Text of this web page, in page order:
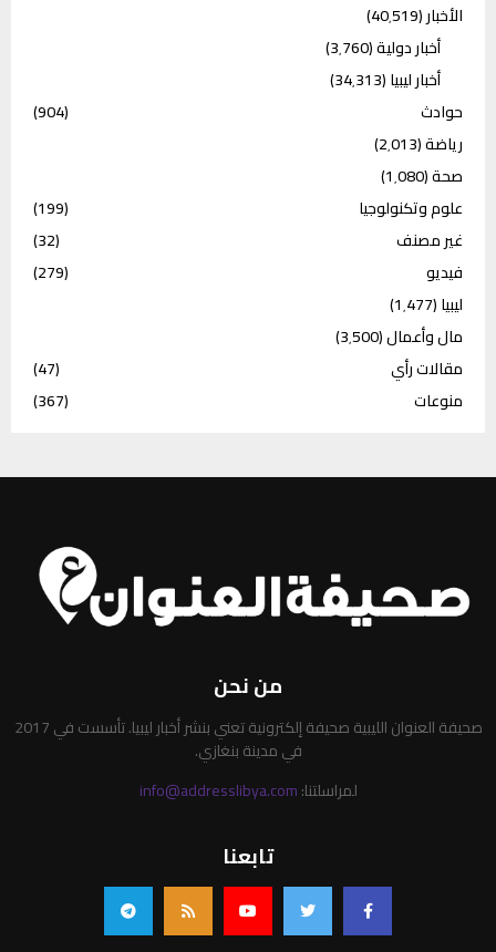
الأخبار(40٬519)
أخبار دولية(3٬760)
أخبار ليبيا(34٬313)
حوادث
(904)
رياضة(2٬013)
صحة(1٬080)
علوم وتكنولوجيا
(199)
غير مصنف
(32)
فيديو
(279)
ليبيا(1٬477)
مال وأعمال(3٬500)
مقالات رأي
(47)
منوعات
(367)
من نحن
صحيفة العنوان الليبية صحيفة إلكترونية تعني بنشر أخبار ليبيا. تأسست في 2017
في مدينة بنغازي.
لمراسلتنا:info@addresslibya.com
تابعنا